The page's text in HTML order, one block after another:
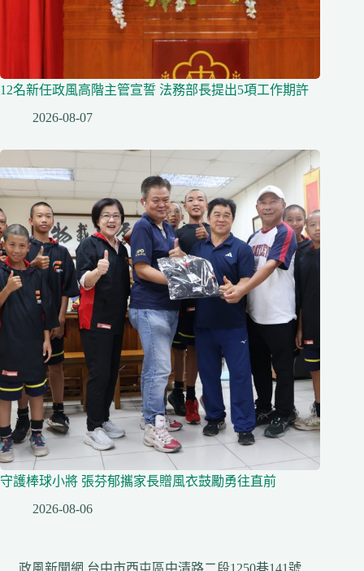
12名新任政風高階主管宣誓 法務部長提出5項工作期許
2026-08-07
守護棒球小將 張芬郁攜家長贈風衣鼓勵勇往直前
2026-08-06
政風新聞網 台中市西屯區中清路二段1250巷141號